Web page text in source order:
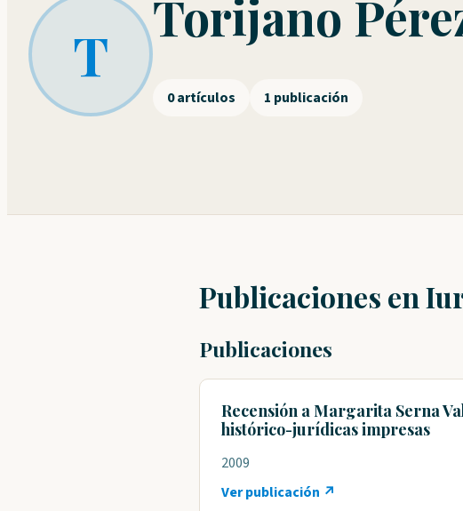
T
Torijano
0 artículos 1 publicación
Publicaciones en
Publicaciones
Recensión a Margarita Serna
histórico-jurídicas impresas
2009
Ver publicación ↗